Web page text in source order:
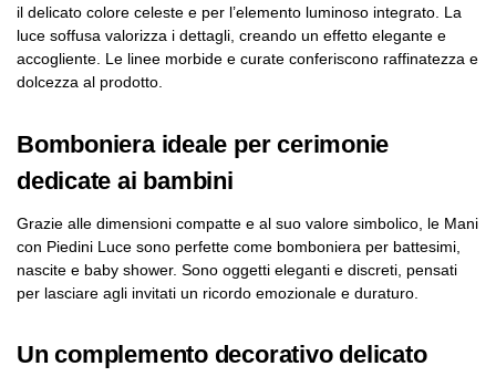
il delicato colore celeste e per l’elemento luminoso integrato. La
luce soffusa valorizza i dettagli, creando un effetto elegante e
accogliente. Le linee morbide e curate conferiscono raffinatezza e
dolcezza al prodotto.
Bomboniera ideale per cerimonie
dedicate ai bambini
Grazie alle dimensioni compatte e al suo valore simbolico, le Mani
con Piedini Luce sono perfette come bomboniera per battesimi,
nascite e baby shower. Sono oggetti eleganti e discreti, pensati
per lasciare agli invitati un ricordo emozionale e duraturo.
Un complemento decorativo delicato